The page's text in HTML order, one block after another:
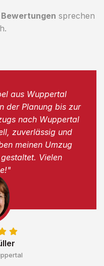
sprechen
aus Wuppertal
der Planung bis zur
nach Wuppertal
zuverlässig und
meinen Umzug
Vielen